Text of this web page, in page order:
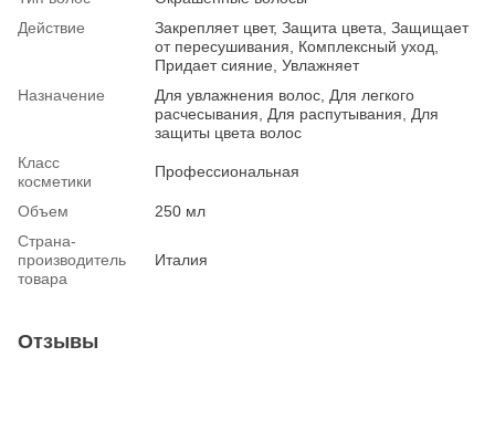
Действие
Закрепляет цвет, Защита цвета, Защищает
от пересушивания, Комплексный уход,
Придает сияние, Увлажняет
Назначение
Для увлажнения волос, Для легкого
расчесывания, Для распутывания, Для
защиты цвета волос
Класс
косметики
Профессиональная
Объем
250 мл
Страна-
производитель
товара
Италия
Отзывы